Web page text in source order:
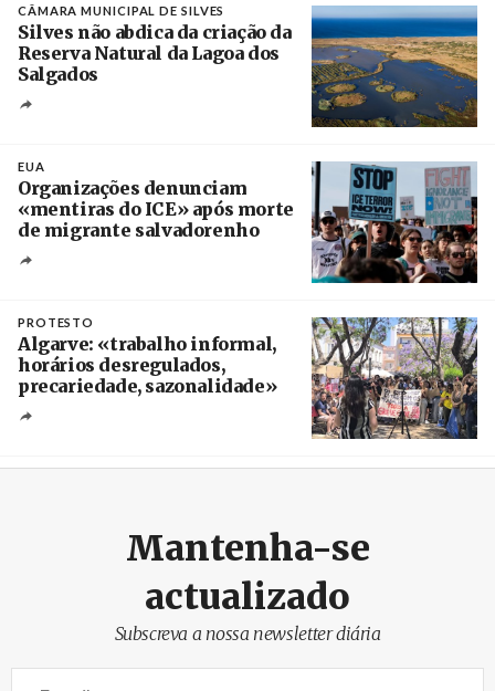
CÂMARA MUNICIPAL DE SILVES
Silves não abdica da criação da
Reserva Natural da Lagoa dos
Salgados
EUA
Organizações denunciam
«mentiras do ICE» após morte
de migrante salvadorenho
PROTESTO
Algarve: «trabalho informal,
horários desregulados,
precariedade, sazonalidade»
Mantenha-se
actualizado
Subscreva a nossa newsletter diária